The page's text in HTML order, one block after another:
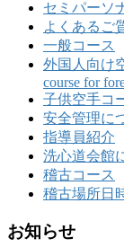
セミパーソ
よくあるご
一般コース
外国人向け
course for
子供空手コ
安全管理に
指導員紹介
洗心道会館
稽古コース
稽古場所日
お知らせ